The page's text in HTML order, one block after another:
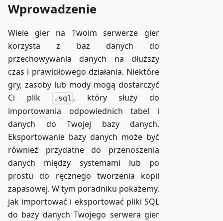
Wprowadzenie
Wiele gier na Twoim serwerze gier
korzysta z baz danych do
przechowywania danych na dłuższy
czas i prawidłowego działania. Niektóre
gry, zasoby lub mody mogą dostarczyć
Ci plik
.sql , który służy do
importowania odpowiednich tabel i
danych do Twojej bazy danych.
Eksportowanie bazy danych może być
również przydatne do przenoszenia
danych między systemami lub po
prostu do ręcznego tworzenia kopii
zapasowej. W tym poradniku pokażemy,
jak importować i eksportować pliki SQL
do bazy danych Twojego serwera gier